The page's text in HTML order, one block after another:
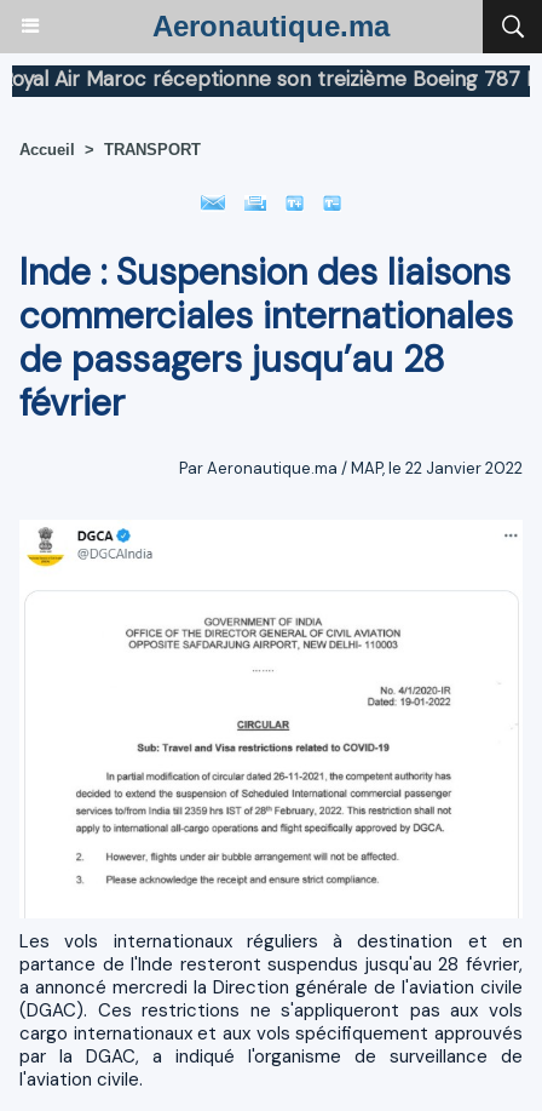
Aeronautique.ma
Air Maroc réceptionne son treizième Boeing 787
Accueil > TRANSPORT
Inde : Suspension des liaisons
commerciales internationales
de passagers jusqu’au 28
février
Par Aeronautique.ma / MAP, le 22 Janvier 2022
Les vols internationaux réguliers à destination et en
partance de l'Inde resteront suspendus jusqu'au 28 février,
a annoncé mercredi la Direction générale de l'aviation civile
(DGAC). Ces restrictions ne s'appliqueront pas aux vols
cargo internationaux et aux vols spécifiquement approuvés
par la DGAC, a indiqué l'organisme de surveillance de
l'aviation civile.